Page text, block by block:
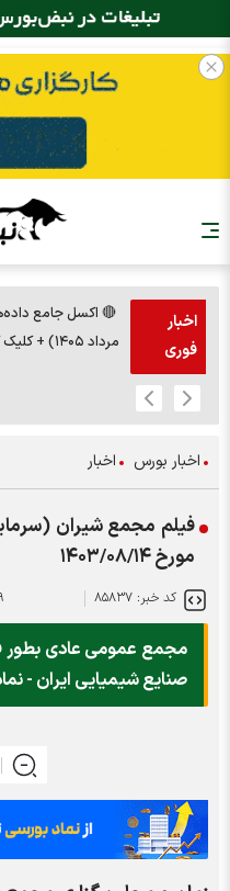
اخبار
فوری
مرداد ۱۴۰۵) + کلیک کنید
اخبار بورس اخبار
فیلم مجمع شیران
مورخ ۱۴۰۳/۰۸/۱۴
کد خبر: ۸۵۸۳۷
مجمع عمومی عادی بطور
صنایع شیمیایی ایران -